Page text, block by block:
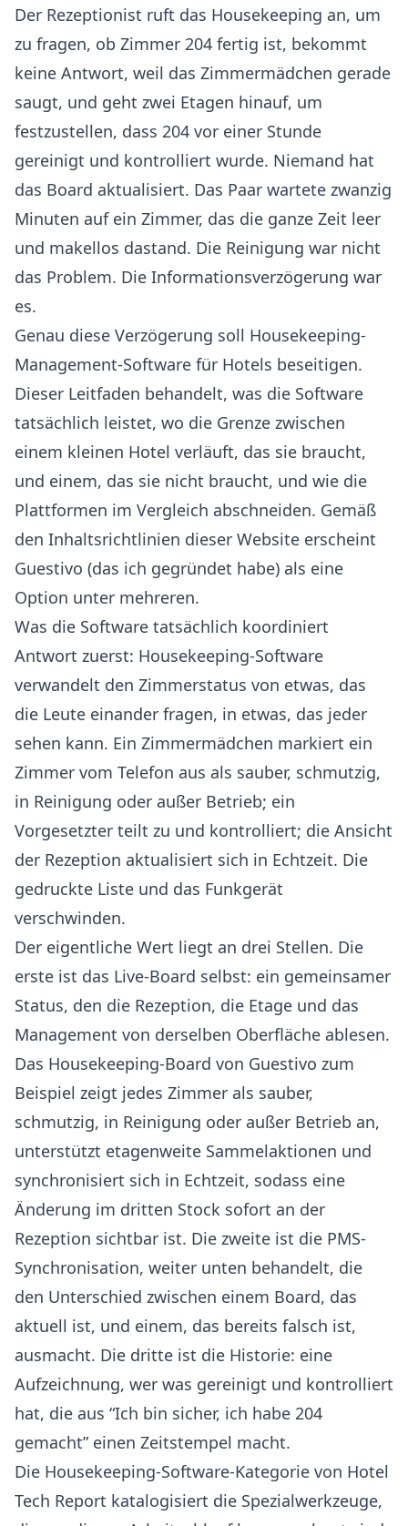
Der Rezeptionist ruft das Housekeeping an, um
zu fragen, ob Zimmer 204 fertig ist, bekommt
keine Antwort, weil das Zimmermädchen gerade
saugt, und geht zwei Etagen hinauf, um
festzustellen, dass 204 vor einer Stunde
gereinigt und kontrolliert wurde. Niemand hat
das Board aktualisiert. Das Paar wartete zwanzig
Minuten auf ein Zimmer, das die ganze Zeit leer
und makellos dastand. Die Reinigung war nicht
das Problem. Die Informationsverzögerung war
es.
Genau diese Verzögerung soll Housekeeping-
Management-Software für Hotels beseitigen.
Dieser Leitfaden behandelt, was die Software
tatsächlich leistet, wo die Grenze zwischen
einem kleinen Hotel verläuft, das sie braucht,
und einem, das sie nicht braucht, und wie die
Plattformen im Vergleich abschneiden. Gemäß
den Inhaltsrichtlinien dieser Website erscheint
Guestivo (das ich gegründet habe) als eine
Option unter mehreren.
Was die Software tatsächlich koordiniert
Antwort zuerst: Housekeeping-Software
verwandelt den Zimmerstatus von etwas, das
die Leute einander fragen, in etwas, das jeder
sehen kann. Ein Zimmermädchen markiert ein
Zimmer vom Telefon aus als sauber, schmutzig,
in Reinigung oder außer Betrieb; ein
Vorgesetzter teilt zu und kontrolliert; die Ansicht
der Rezeption aktualisiert sich in Echtzeit. Die
gedruckte Liste und das Funkgerät
verschwinden.
Der eigentliche Wert liegt an drei Stellen. Die
erste ist das Live-Board selbst: ein gemeinsamer
Status, den die Rezeption, die Etage und das
Management von derselben Oberfläche ablesen.
Das Housekeeping-Board von Guestivo zum
Beispiel zeigt jedes Zimmer als sauber,
schmutzig, in Reinigung oder außer Betrieb an,
unterstützt etagenweite Sammelaktionen und
synchronisiert sich in Echtzeit, sodass eine
Änderung im dritten Stock sofort an der
Rezeption sichtbar ist. Die zweite ist die PMS-
Synchronisation, weiter unten behandelt, die
den Unterschied zwischen einem Board, das
aktuell ist, und einem, das bereits falsch ist,
ausmacht. Die dritte ist die Historie: eine
Aufzeichnung, wer was gereinigt und kontrolliert
hat, die aus “Ich bin sicher, ich habe 204
gemacht” einen Zeitstempel macht.
Die Housekeeping-Software-Kategorie von Hotel
Tech Report katalogisiert die Spezialwerkzeuge,